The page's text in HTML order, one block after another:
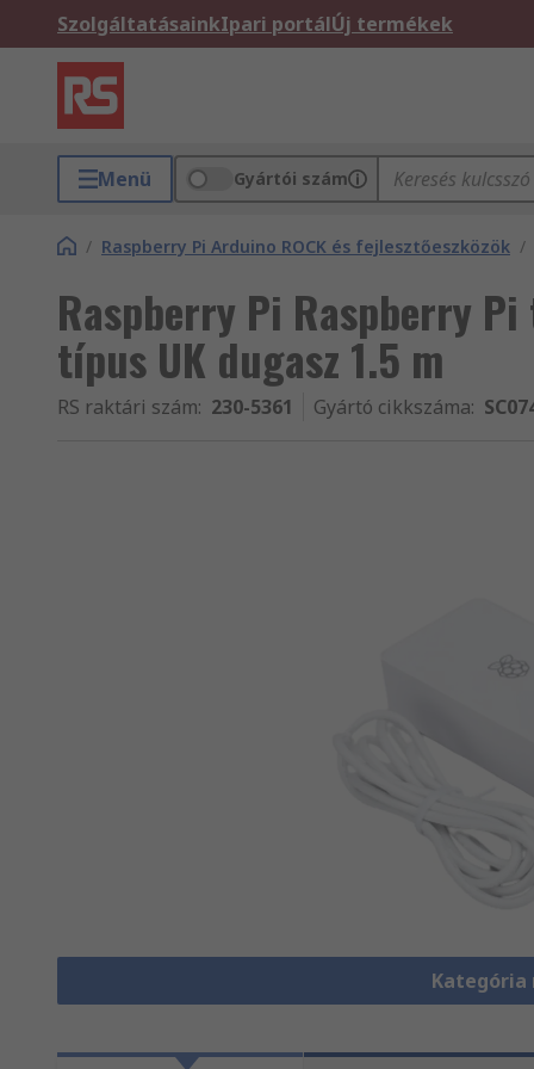
SzolgáltatásainkIpari portálÚj termékek
Menü Gyártói szám
/ Raspberry Pi Arduino ROCK és fejlesztőeszközök /
Raspberry Pi Raspberry
típus UK dugasz 1.5 m
RS raktári szám: 230-5361 Gyártó cikkszáma: